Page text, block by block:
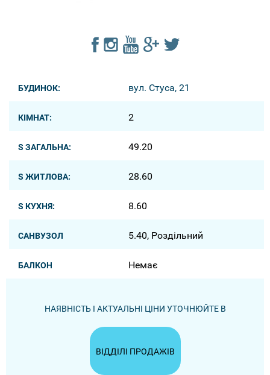
БУДИНОК: вул. Стуса, 21
КІМНАТ: 2
S ЗАГАЛЬНА: 49.20
S ЖИТЛОВА: 28.60
S КУХНЯ: 8.60
САНВУЗОЛ 5.40, Роздільний
БАЛКОН Немає
НАЯВНІСТЬ І АКТУАЛЬНІ ЦІНИ УТОЧНЮЙТЕ В
ВІДДІЛІ ПРОДАЖІВ